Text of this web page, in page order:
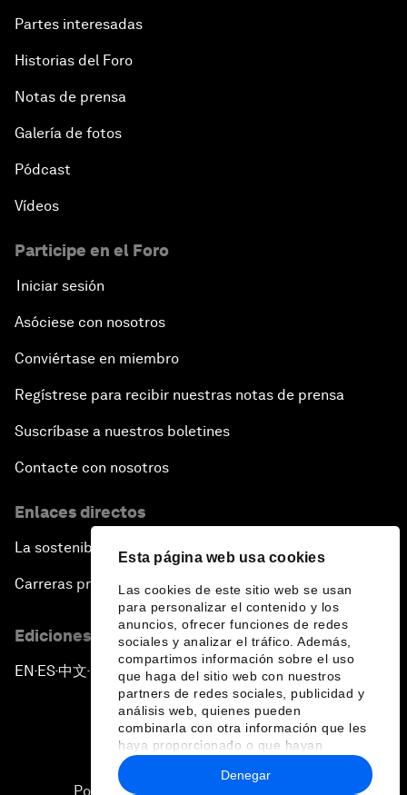
Esta página web usa cookies
Las cookies de este sitio web se usan
para personalizar el contenido y los
anuncios, ofrecer funciones de redes
sociales y analizar el tráfico. Además,
compartimos información sobre el uso
que haga del sitio web con nuestros
partners de redes sociales, publicidad y
análisis web, quienes pueden
combinarla con otra información que les
haya proporcionado o que hayan
recopilado a partir del uso que haya
hecho de sus servicios.
Denegar
Partes interesadas
Historias del Foro
Notas de prensa
Galería de fotos
Pódcast
Vídeos
Participe en el Foro
Iniciar sesión
Asóciese con nosotros
Conviértase en miembro
Regístrese para recibir nuestras notas de prensa
Suscríbase a nuestros boletines
Contacte con nosotros
Enlaces directos
La sostenibilidad en el Foro
Carreras profesionales
Ediciones en otros idiomas
EN ▪ES▪中文▪ 日本語
Política de privacidad y normas de uso